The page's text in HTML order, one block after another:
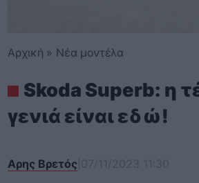
Αρχική » Νέα μοντέλα
Skoda Superb: η
γενιά είναι εδώ!
Αρης Βρετός